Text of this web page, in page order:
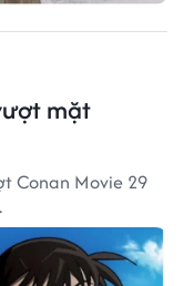
mặt
Conan Movie 29